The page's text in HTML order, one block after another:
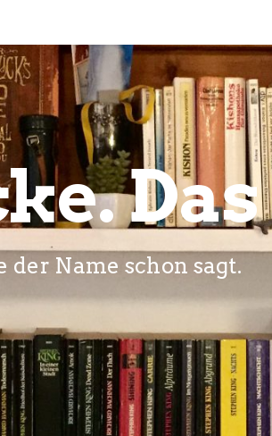
der Name schon sagt.